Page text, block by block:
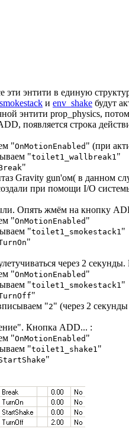
эти энтити в единую
и env_shake будут
энтити prop_physics,
появляется строка
"OnMotionEnabled " (при
"toilet1_wallbreak1"
"
Gravity gun'ом( в данном
при помощи I/O
Опять жмём на кнопку
"OnMotionEnabled "
"toilet1_smokestack1"
"
через 2
"OnMotionEnabled "
"toilet1_smokestack1"
"
"2" (через 2
Кнопка ADD... :
"OnMotionEnabled "
"toilet1_shake1"
"